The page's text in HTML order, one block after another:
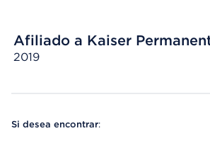
Afiliado a Kaiser
2019
Si desea encontrar: